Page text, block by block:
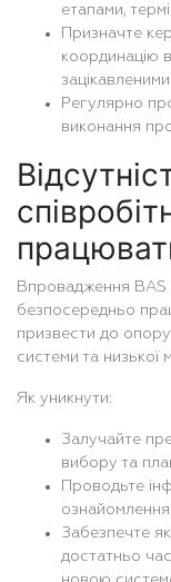
етапами,
Призначте
координацію
Регулярно
виконання
Впровадження BAS
безпосередньо
призвести до
системи та низької
Як уникнути:
Залучайте
вибору та
Проводьте
ознайомлення
Забезпечте
достатньо